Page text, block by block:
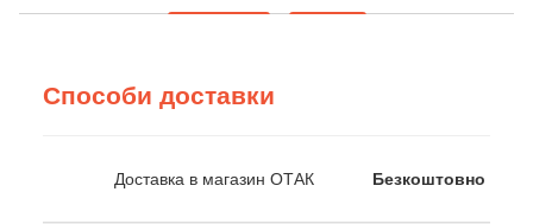
Способи доставки
Доставка в магазин ОТАК Безкоштовно